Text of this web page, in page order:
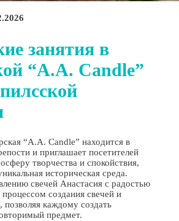
занятия в
“A.A. Candle”
“A.A. Candle” находится в
и приглашает посетителей
творчества и спокойствия,
историческая среда.
свечей Анастасия с радостью
процессом создания свечей и
позволяя каждому создать
предмет.